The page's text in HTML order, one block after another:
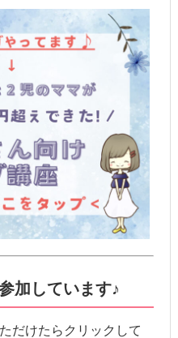
加しています♪
だけたらクリックして